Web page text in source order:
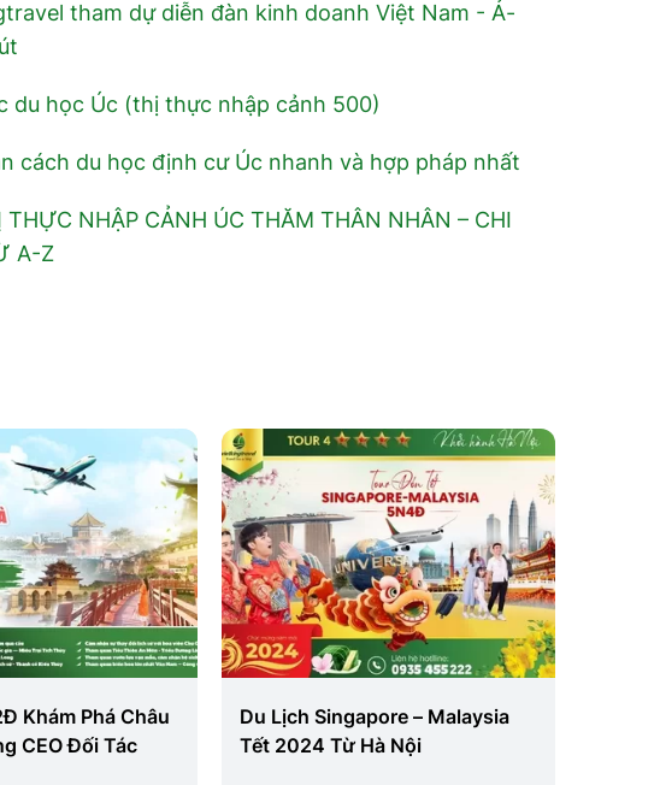
tham dự diễn đàn kinh doanh Việt Nam - Ả-
du học Úc (thị thực nhập cảnh 500)
cách du học định cư Úc nhanh và hợp pháp nhất
THỰC NHẬP CẢNH ÚC THĂM THÂN NHÂN – CHI
A-Z
Khám Phá Châu
CEO Đối Tác
Du Lịch Singapore – Malaysia
Tết 2024 Từ Hà Nội